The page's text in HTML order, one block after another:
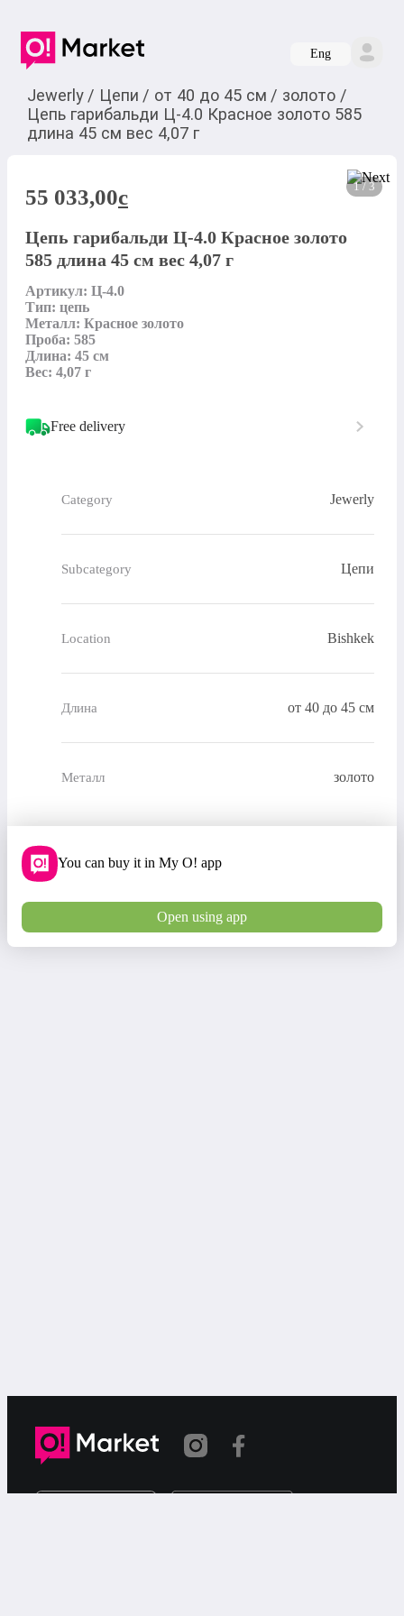
Eng
Jewerly / Цепи / от 40 до 45 см / золото /
Цепь гарибальди Ц-4.0 Красное золото 585
длина 45 см вес 4,07 г
1 / 3
55 033,00c
Цепь гарибальди Ц-4.0 Красное золото
585 длина 45 см вес 4,07 г
Артикул: Ц-4.0
Тип: цепь
Металл: Красное золото
Проба: 585
Длина: 45 см
Вес: 4,07 г
Free delivery
Category Jewerly
Subcategory Цепи
Location Bishkek
Длина от 40 до 45 см
Металл золото
You can buy it in My O! app
Open using app